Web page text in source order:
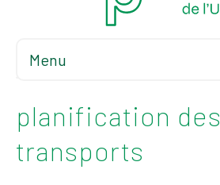
Menu
planification des
transports